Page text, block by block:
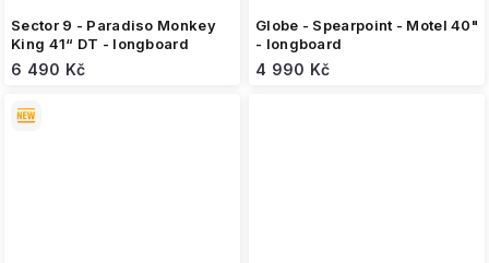
Sector 9 - Paradiso Monkey
King 41“ DT - longboard
6 490 Kč
Globe - Spearpoint - Motel 40"
- longboard
4 990 Kč